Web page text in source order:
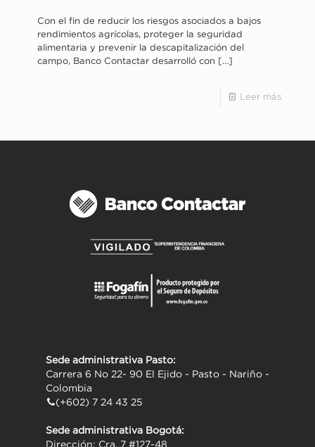
Con el fin de reducir los riesgos asociados a bajos
rendimientos agrícolas, proteger la seguridad
alimentaria y prevenir la descapitalización del
campo, Banco Contactar desarrolló con […]
Leer más
``
Sede administrativa Pasto:
Carrera 6 No 22- 90 El Ejido - Pasto - Nariño -
Colombia
(+602) 7 24 43 25
Sede administrativa Bogotá:
Dirección: Cra. 7 #127-48